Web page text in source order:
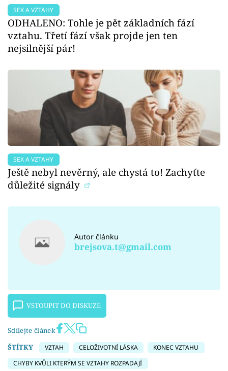
SEX A VZTAHY
ODHALENO: Tohle je pět základních fází
vztahu. Třetí fází však projde jen ten
nejsilnější pár!
SEX A VZTAHY
Ještě nebyl nevěrný, ale chystá to! Zachyťte
důležité signály
Autor článku
brejsova.t@gmail.com
VSTOUPIT DO DISKUZE
Sdílejte článek
ŠTÍTKY
VZTAH CELOŽIVOTNÍ LÁSKA
KONEC VZTAHU
CHYBY KVŮLI KTERÝM SE VZTAHY ROZPADAJÍ